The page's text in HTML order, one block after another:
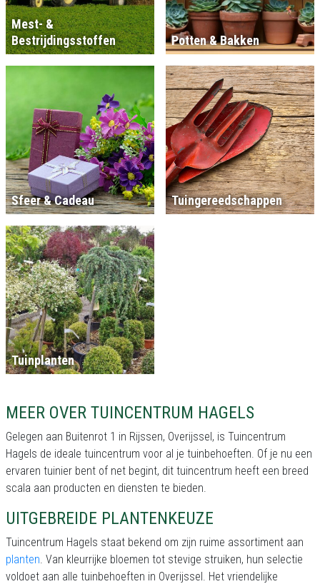
Mest- &
Bestrijdingsstoffen
Potten & Bakken
Sfeer & Cadeau Tuingereedschappen
Tuinplanten
MEER OVER TUINCENTRUM HAGELS
Gelegen aan Buitenrot 1 in Rijssen, Overijssel, is Tuincentrum
Hagels de ideale tuincentrum voor al je tuinbehoeften. Of je nu een
ervaren tuinier bent of net begint, dit tuincentrum heeft een breed
scala aan producten en diensten te bieden.
UITGEBREIDE PLANTENKEUZE
Tuincentrum Hagels staat bekend om zijn ruime assortiment aan
planten. Van kleurrijke bloemen tot stevige struiken, hun selectie
voldoet aan alle tuinbehoeften in Overijssel. Het vriendelijke